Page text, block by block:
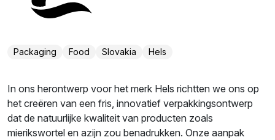
Packaging Food Slovakia Hels
In ons herontwerp voor het merk Hels richtten we ons op
het creëren van een fris, innovatief verpakkingsontwerp
dat de natuurlijke kwaliteit van producten zoals
mierikswortel en azijn zou benadrukken. Onze aanpak